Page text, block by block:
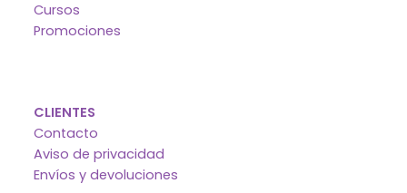
Cursos
Promociones
CLIENTES
Contacto
Aviso de privacidad
Envíos y devoluciones